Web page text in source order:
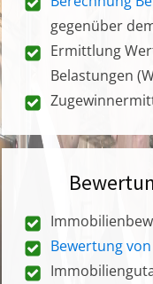
gegenüber
Ermittlung
Belastungen
Bewertung